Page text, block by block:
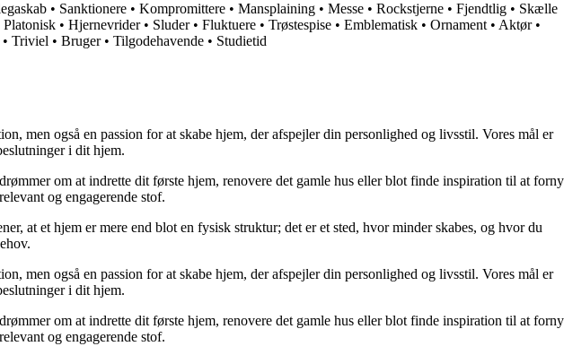
• Sanktionere • Kompromittere • Mansplaining • Messe • Rockstjerne • Fjendtlig • Skælle
Platonisk • Hjernevrider• Sluder• Fluktuere • Trøstespise • Emblematisk • Ornament • Aktør•
• Triviel • Bruger• Tilgodehavende • Studietid
også en passion for at skabe hjem, der afspejler din personlighed og livsstil. Vores mål er
i dit hjem.
om at indrette dit første hjem, renovere det gamle hus eller blot finde inspiration til at forny
og engagerende stof.
at et hjem er mere end blot en fysisk struktur; det er et sted, hvor minder skabes, og hvor du
også en passion for at skabe hjem, der afspejler din personlighed og livsstil. Vores mål er
i dit hjem.
om at indrette dit første hjem, renovere det gamle hus eller blot finde inspiration til at forny
og engagerende stof.